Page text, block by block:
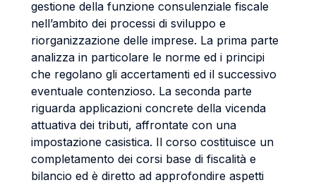
gestione della funzione consulenziale fiscale
nell’ambito dei processi di sviluppo e
riorganizzazione delle imprese. La prima parte
analizza in particolare le norme ed i principi
che regolano gli accertamenti ed il successivo
eventuale contenzioso. La seconda parte
riguarda applicazioni concrete della vicenda
attuativa dei tributi, affrontate con una
impostazione casistica. Il corso costituisce un
completamento dei corsi base di fiscalità e
bilancio ed è diretto ad approfondire aspetti